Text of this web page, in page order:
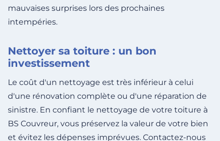
mauvaises surprises lors des prochaines
intempéries.
Nettoyer sa toiture : un bon
investissement
Le coût d'un nettoyage est très inférieur à celui
d'une rénovation complète ou d'une réparation de
sinistre. En confiant le nettoyage de votre toiture à
BS Couvreur, vous préservez la valeur de votre bien
et évitez les dépenses imprévues. Contactez-nous